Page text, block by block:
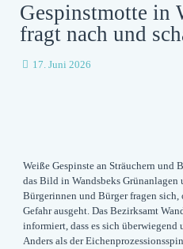
Gespinstmotte in
fragt nach und
17. Juni 2026
Weiße Gespinste an Sträuchern und
das Bild in Wandsbeks
Bürgerinnen und Bürger fragen
Gefahr ausgeht. Das Bezirksamt
informiert, dass es sich
Anders als der